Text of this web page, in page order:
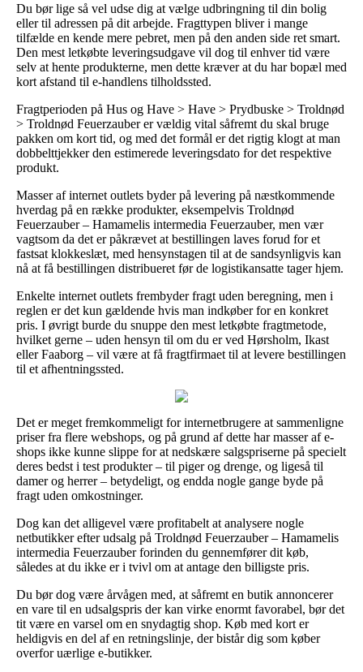
Du bør lige så vel udse dig at vælge udbringning til din bolig
eller til adressen på dit arbejde. Fragttypen bliver i mange
tilfælde en kende mere pebret, men på den anden side ret smart.
Den mest letkøbte leveringsudgave vil dog til enhver tid være
selv at hente produkterne, men dette kræver at du har bopæl med
kort afstand til e-handlens tilholdssted.
Fragtperioden på Hus og Have > Have > Prydbuske > Troldnød
> Troldnød Feuerzauber er vældig vital såfremt du skal bruge
pakken om kort tid, og med det formål er det rigtig klogt at man
dobbelttjekker den estimerede leveringsdato for det respektive
produkt.
Masser af internet outlets byder på levering på næstkommende
hverdag på en række produkter, eksempelvis Troldnød
Feuerzauber – Hamamelis intermedia Feuerzauber, men vær
vagtsom da det er påkrævet at bestillingen laves forud for et
fastsat klokkeslæt, med hensynstagen til at de sandsynligvis kan
nå at få bestillingen distribueret før de logistikansatte tager hjem.
Enkelte internet outlets frembyder fragt uden beregning, men i
reglen er det kun gældende hvis man indkøber for en konkret
pris. I øvrigt burde du snuppe den mest letkøbte fragtmetode,
hvilket gerne – uden hensyn til om du er ved Hørsholm, Ikast
eller Faaborg – vil være at få fragtfirmaet til at levere bestillingen
til et afhentningssted.
Det er meget fremkommeligt for internetbrugere at sammenligne
priser fra flere webshops, og på grund af dette har masser af e-
shops ikke kunne slippe for at nedskære salgspriserne på specielt
deres bedst i test produkter – til piger og drenge, og ligeså til
damer og herrer – betydeligt, og endda nogle gange byde på
fragt uden omkostninger.
Dog kan det alligevel være profitabelt at analysere nogle
netbutikker efter udsalg på Troldnød Feuerzauber – Hamamelis
intermedia Feuerzauber forinden du gennemfører dit køb,
således at du ikke er i tvivl om at antage den billigste pris.
Du bør dog være årvågen med, at såfremt en butik annoncerer
en vare til en udsalgspris der kan virke enormt favorabel, bør det
tit være en varsel om en snydagtig shop. Køb med kort er
heldigvis en del af en retningslinje, der bistår dig som køber
overfor uærlige e-butikker.